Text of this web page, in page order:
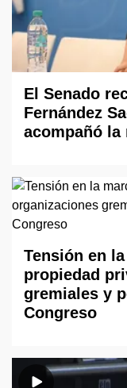
El Senado
Fernández
acompañó
Tensión en
propiedad
gremiales y
Congreso